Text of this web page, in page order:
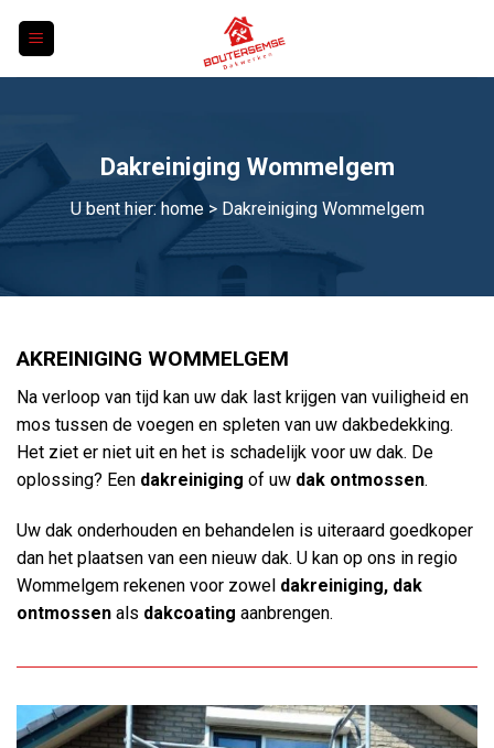
Dakreiniging Wommelgem
U bent hier: home> Dakreiniging Wommelgem
AKREINIGING WOMMELGEM
Na verloop van tijd kan uw dak last krijgen van vuiligheid en
mos tussen de voegen en spleten van uw dakbedekking.
Het ziet er niet uit en het is schadelijk voor uw dak. De
oplossing? Een dakreiniging of uw dak ontmossen.
Uw dak onderhouden en behandelen is uiteraard goedkoper
dan het plaatsen van een nieuw dak. U kan op ons in regio
Wommelgem rekenen voor zowel dakreiniging, dak
ontmossen als dakcoating aanbrengen.